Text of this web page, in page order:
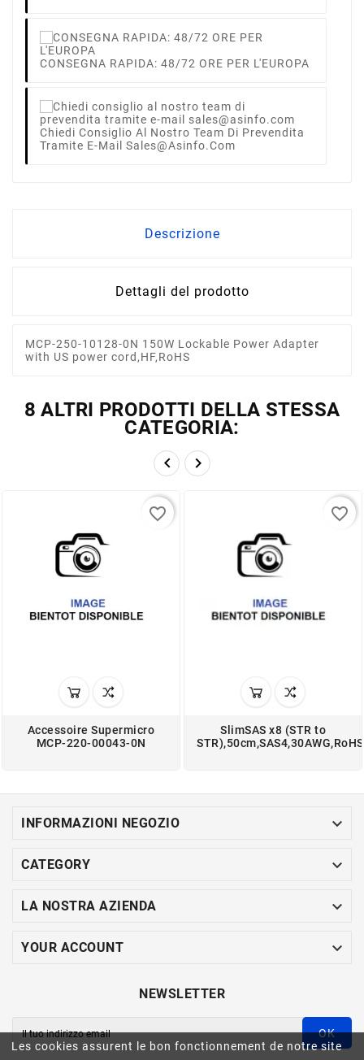
Les cookies assurent le bon fonctionnement de notre site
CONSEGNA RAPIDA: 48/72 ORE PER L'EUROPA
Chiedi Consiglio Al Nostro Team Di Prevendita
Tramite E-Mail Sales@asinfo.com
Descrizione
Dettagli del prodotto
MCP-250-10128-0N 150W Lockable Power Adapter
with US power cord,HF,RoHS
8 ALTRI PRODOTTI DELLA STESSA
CATEGORIA:
 
Accessoire Supermicro
MCP-220-00043-0N
favorite_border
SlimSAS x8 (STR to
STR),50cm,SAS4,30AWG,RoHS
favorite_border
INFORMAZIONI NEGOZIO 
CATEGORY 
LA NOSTRA AZIENDA 
YOUR ACCOUNT 
NEWSLETTER
OK